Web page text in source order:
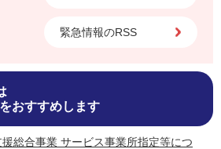
緊急情報のRSS
おすすめします
総合事業 サービス事業所指定等につ